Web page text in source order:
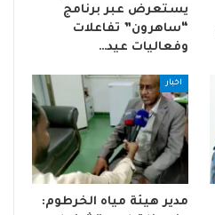
يستعرض عبر برنامج
“ساهرون” تفاعلات
وفعاليات عيد…
اخبار
مدير هيئة مياه الخرطوم: